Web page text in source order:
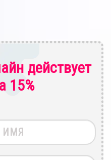
действует
15%